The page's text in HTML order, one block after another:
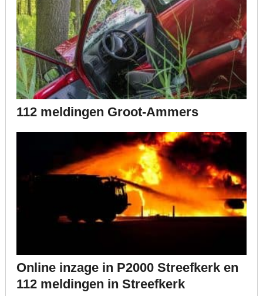
112 meldingen Groot-Ammers
Online inzage in P2000 Streefkerk en
112 meldingen in Streefkerk